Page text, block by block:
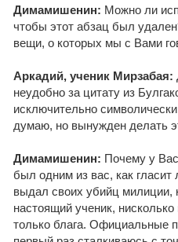
Димамишенин: Можно ли
чтобы этот абзац был
вещи, о которых мы с Вами
Аркадий, ученик Мирзабая:
неудобно за цитату из
исключительно
думаю, но вынужден делать
Димамишенин: Почему у
был одним из вас, как гласит
выдал своих убийц милиции,
настоящий ученик,
только блага. Официальные